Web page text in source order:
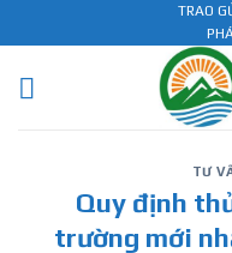
to
content
TRAO
PHÁT
TƯ
Quy định
trường mới